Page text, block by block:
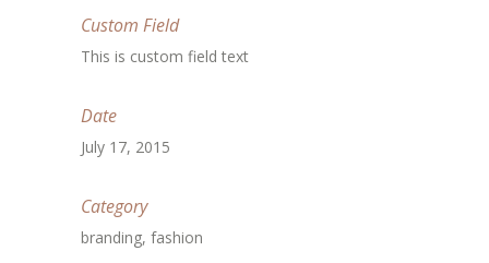
Custom Field
This is custom field text
Date
July 17, 2015
Category
branding, fashion